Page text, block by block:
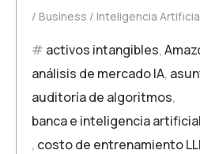
Business Inteligencia
activos intangibles,
análisis de mercado IA,
auditoría de algoritmos,
banca e inteligencia artificial
, costo de entrenamiento